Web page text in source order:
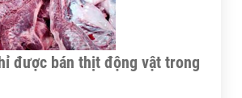
được bán thịt động vật trong